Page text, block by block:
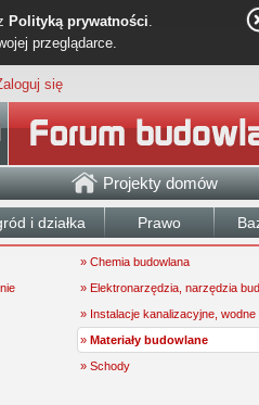
Polityką prywatności.
przeglądarce.
się
Projekty domów
i działka Prawo
» Chemia budowlana
» Elektronarzędzia, narzędzia
» Instalacje kanalizacyjne, wodne
» Materiały budowlane
» Schody